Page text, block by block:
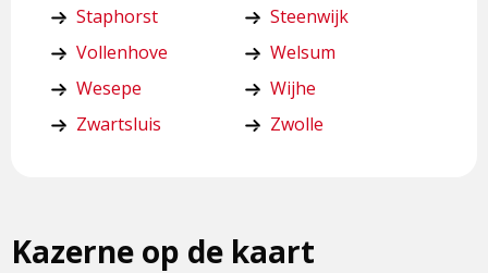
Staphorst
Steenwijk
Vollenhove
Welsum
Wesepe
Wijhe
Zwartsluis
Zwolle
Kazerne op de kaart